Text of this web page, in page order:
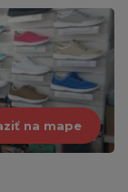
na mape